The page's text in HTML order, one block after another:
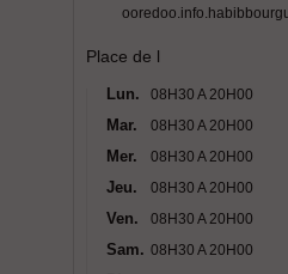
Place de l
Lun. 08H30 A 20H00
Mar. 08H30 A 20H00
Mer. 08H30 A 20H00
Jeu. 08H30 A 20H00
Ven. 08H30 A 20H00
Sam. 08H30 A 20H00